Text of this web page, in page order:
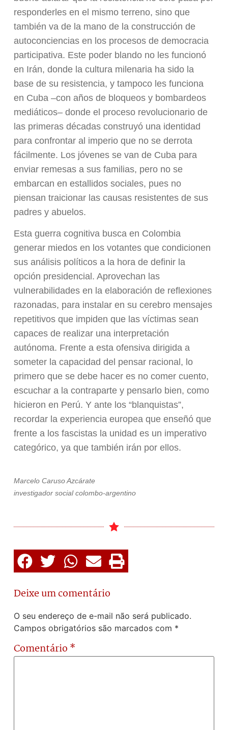
responderles en el mismo terreno, sino que
también va de la mano de la construcción de
autoconciencias en los procesos de democracia
participativa. Este poder blando no les funcionó
en Irán, donde la cultura milenaria ha sido la
base de su resistencia, y tampoco les funciona
en Cuba –con años de bloqueos y bombardeos
mediáticos– donde el proceso revolucionario de
las primeras décadas construyó una identidad
para confrontar al imperio que no se derrota
fácilmente. Los jóvenes se van de Cuba para
enviar remesas a sus familias, pero no se
embarcan en estallidos sociales, pues no
piensan traicionar las causas resistentes de sus
padres y abuelos.
Esta guerra cognitiva busca en Colombia
generar miedos en los votantes que condicionen
sus análisis políticos a la hora de definir la
opción presidencial. Aprovechan las
vulnerabilidades en la elaboración de reflexiones
razonadas, para instalar en su cerebro mensajes
repetitivos que impiden que las víctimas sean
capaces de realizar una interpretación
autónoma. Frente a esta ofensiva dirigida a
someter la capacidad del pensar racional, lo
primero que se debe hacer es no comer cuento,
escuchar a la contraparte y pensarlo bien, como
hicieron en Perú. Y ante los “blanquistas”,
recordar la experiencia europea que enseñó que
frente a los fascistas la unidad es un imperativo
categórico, ya que también irán por ellos.
Marcelo Caruso Azcárate
investigador social colombo-argentino
Deixe um comentário
O seu endereço de e-mail não será publicado.
Campos obrigatórios são marcados com *
Comentário *